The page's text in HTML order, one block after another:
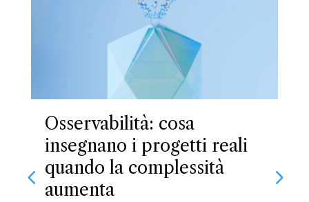
Osservabilità: cosa
insegnano i progetti reali
quando la complessità
aumenta